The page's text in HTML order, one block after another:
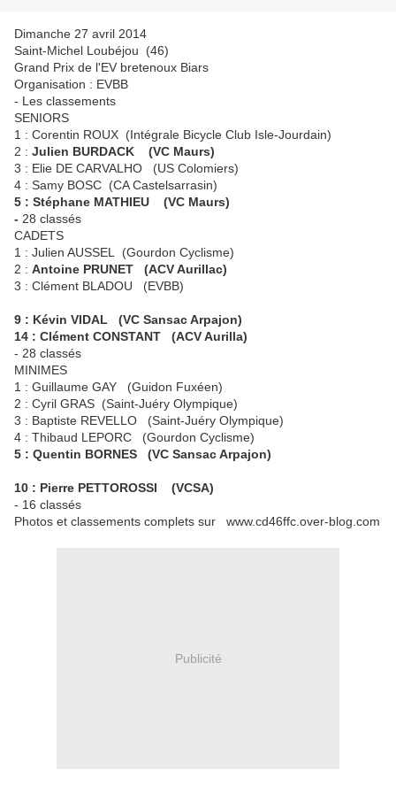
Dimanche 27 avril 2014
Saint-Michel Loubéjou (46)
Grand Prix de l'EV bretenoux Biars
Organisation : EVBB
- Les classements
SENIORS
1 : Corentin ROUX (Intégrale Bicycle Club Isle-Jourdain)
2 : Julien BURDACK (VC Maurs)
3 : Elie DE CARVALHO (US Colomiers)
4 : Samy BOSC (CA Castelsarrasin)
5 : Stéphane MATHIEU (VC Maurs)
- 28 classés
CADETS
1 : Julien AUSSEL (Gourdon Cyclisme)
2 : Antoine PRUNET (ACV Aurillac)
3 : Clément BLADOU (EVBB)
9 : Kévin VIDAL (VC Sansac Arpajon)
14 : Clément CONSTANT (ACV Aurilla)
- 28 classés
MINIMES
1 : Guillaume GAY (Guidon Fuxéen)
2 : Cyril GRAS (Saint-Juéry Olympique)
3 : Baptiste REVELLO (Saint-Juéry Olympique)
4 : Thibaud LEPORC (Gourdon Cyclisme)
5 : Quentin BORNES (VC Sansac Arpajon)
10 : Pierre PETTOROSSI (VCSA)
- 16 classés
Photos et classements complets sur www.cd46ffc.over-blog.com
Publicité